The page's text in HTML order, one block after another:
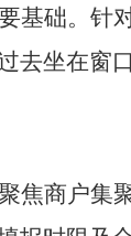
基础。针
去坐在窗
焦商户集